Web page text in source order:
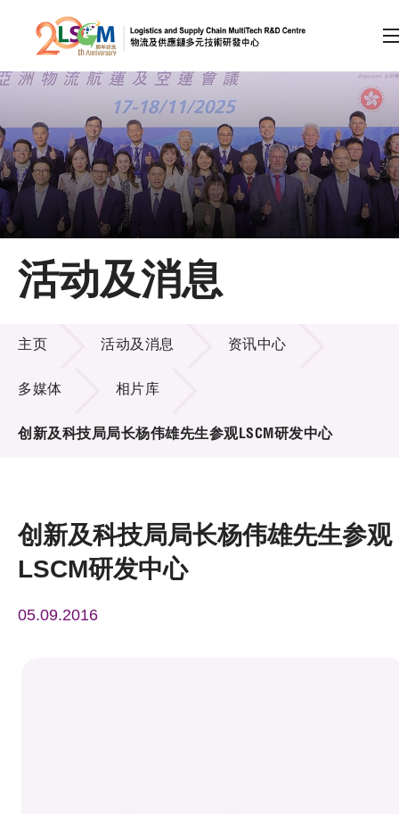
跳到内容（按回车键）
会员登录
A A EN 繁 简
主页
关于LSCM
技术商品化
项目及资助计划
新闻中心
活动及消息
活动及消息
主页 活动及消息 资讯中心
多媒体 相片库
创新及科技局局长杨伟雄先生参观LSCM研发中心
创新及科技局局长杨伟雄先生参观
LSCM研发中心
05.09.2016